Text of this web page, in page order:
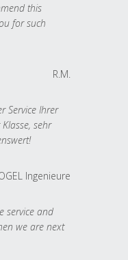
this
for such
R.M.
Service Ihrer
sehr
Ingenieure
service and
we are next